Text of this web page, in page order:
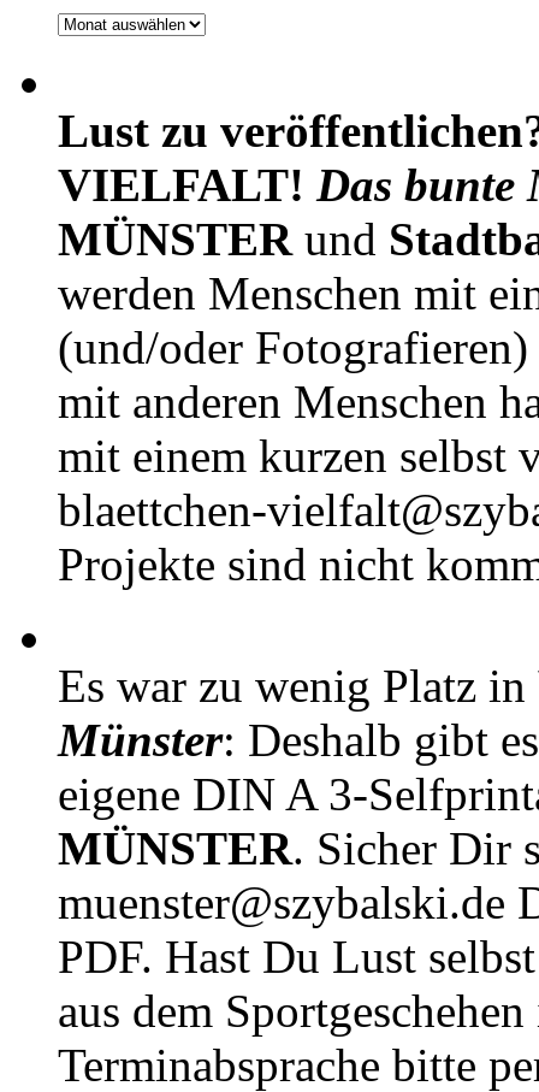
Archiv
Lust zu
VIELFALT! Das bunte
MÜNSTER und
werden Menschen mit
(und/oder
mit anderen Menschen
mit einem kurzen selbst
blaettchen-
Projekte sind nicht
Es war zu wenig Platz in
Münster: Deshalb gibt
eigene DIN A 3-
MÜNSTER. Sicher Dir
muenster@szybalski.de
PDF. Hast Du Lust
aus dem
Terminabsprache bitte